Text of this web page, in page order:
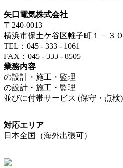
矢口電気株式会社
〒240-0013
横浜市保土ケ谷区帷子町１－３０
TEL：045 - 333 - 1061
FAX：045 - 333 - 8505
業務内容
の設計・施工・監理
の設計・施工・監理
並びに付帯サービス (保守・点検)
対応エリア
日本全国（海外出張可）